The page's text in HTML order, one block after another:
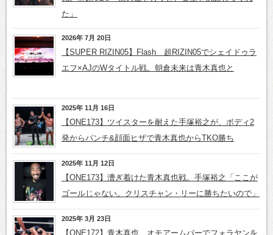
た」
2026年 7月 20日
【SUPER RIZIN05】Flash 超RIZIN05でシェイドゥラ
エフ×AJのWタイトル戦。朝倉未来は青木真也と
2025年 11月 16日
【ONE173】ツイスターを耐えた手塚裕之が、ボディ2
発からパンチ&顔面ヒザで青木真也からTKO勝ち
2025年 11月 12日
【ONE173】漕ぎ着けた青木真也戦。手塚裕之「ここが
ゴールじゃない。クリスチャン・リーに勝ちたいので」
2025年 3月 23日
【ONE172】青木真也、オモアームバーでフォラヤンを